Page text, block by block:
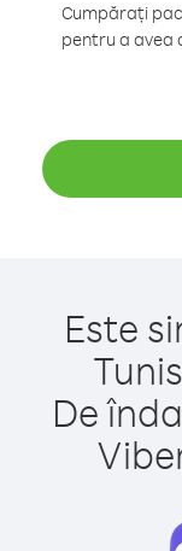
Cumpărați
pentru a avea
Este
De